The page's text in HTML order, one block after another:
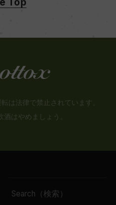
は法律で禁止されています。
はやめましょう。
Search（検索）